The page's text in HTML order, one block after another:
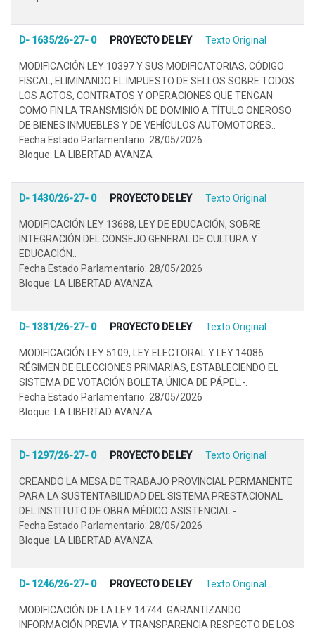
D- 1635/26-27- 0 PROYECTO DE LEY Texto Original
MODIFICACIÓN LEY 10397 Y SUS MODIFICATORIAS, CÓDIGO
FISCAL, ELIMINANDO EL IMPUESTO DE SELLOS SOBRE TODOS
LOS ACTOS, CONTRATOS Y OPERACIONES QUE TENGAN
COMO FIN LA TRANSMISIÓN DE DOMINIO A TÍTULO ONEROSO
DE BIENES INMUEBLES Y DE VEHÍCULOS AUTOMOTORES..
Fecha Estado Parlamentario: 28/05/2026
Bloque: LA LIBERTAD AVANZA
D- 1430/26-27- 0 PROYECTO DE LEY Texto Original
MODIFICACIÓN LEY 13688, LEY DE EDUCACIÓN, SOBRE
INTEGRACIÓN DEL CONSEJO GENERAL DE CULTURA Y
EDUCACIÓN..
Fecha Estado Parlamentario: 28/05/2026
Bloque: LA LIBERTAD AVANZA
D- 1331/26-27- 0 PROYECTO DE LEY Texto Original
MODIFICACIÓN LEY 5109, LEY ELECTORAL Y LEY 14086
RÉGIMEN DE ELECCIONES PRIMARIAS, ESTABLECIENDO EL
SISTEMA DE VOTACIÓN BOLETA ÚNICA DE PÁPEL.-.
Fecha Estado Parlamentario: 28/05/2026
Bloque: LA LIBERTAD AVANZA
D- 1297/26-27- 0 PROYECTO DE LEY Texto Original
CREANDO LA MESA DE TRABAJO PROVINCIAL PERMANENTE
PARA LA SUSTENTABILIDAD DEL SISTEMA PRESTACIONAL
DEL INSTITUTO DE OBRA MÉDICO ASISTENCIAL.-.
Fecha Estado Parlamentario: 28/05/2026
Bloque: LA LIBERTAD AVANZA
D- 1246/26-27- 0 PROYECTO DE LEY Texto Original
MODIFICACIÓN DE LA LEY 14744. GARANTIZANDO
INFORMACIÓN PREVIA Y TRANSPARENCIA RESPECTO DE LOS